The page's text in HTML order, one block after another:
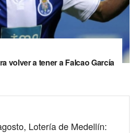
volver a tener a Falcao García
Lotería de Medellín: